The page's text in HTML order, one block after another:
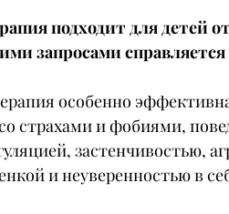
подходит для детей
запросами
особенно
страхами и фобиями,
застенчивостью,
и неуверенностью в